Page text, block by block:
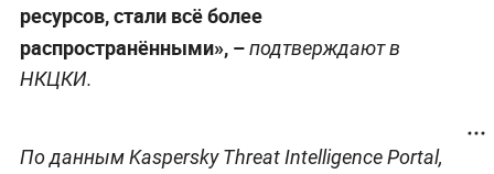
ресурсов, стали всё более
распространёнными», –подтверждают в
НКЦКИ.
По данным Kaspersky Threat Intelligence Portal,